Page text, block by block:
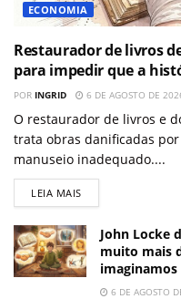
ECONOMIA
Restaurador de livros
para impedir que a
POR INGRID 6 DE AGOSTO DE
O restaurador de livros e
trata obras danificadas
manuseio inadequado....
LEIA MAIS
John Locke
muito mais
imaginamos
6 DE AGOSTO